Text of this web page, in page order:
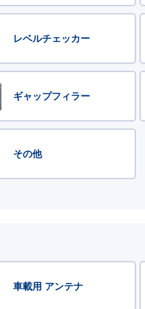
レベルチェッカー
ギャップフィラー
その他
車載用 アンテナ